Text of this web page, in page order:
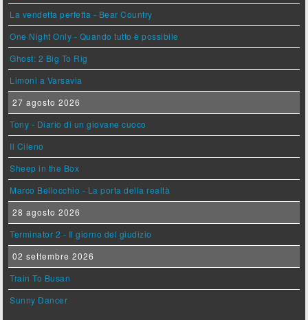
La vendetta perfetta - Bear Country
One Night Only - Quando tutto è possibile
Ghost: 2 Big To Rig
Limoni a Varsavia
27 agosto 2026
Tony - Diario di un giovane cuoco
Il Cileno
Sheep in the Box
Marco Bellocchio - La porta della realtà
28 agosto 2026
Terminator 2 - Il giorno del giudizio
02 settembre 2026
Train To Busan
Sunny Dancer